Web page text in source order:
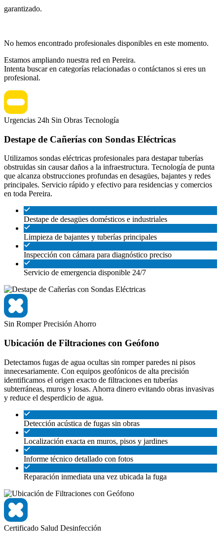
garantizado.
No hemos encontrado profesionales disponibles en este momento.
Estamos ampliando nuestra red en Pereira.
Intenta buscar en categorías relacionadas o contáctanos si eres un
profesional.
Urgencias 24h Sin Obras Tecnología
Destape de Cañerías con Sondas Eléctricas
Utilizamos sondas eléctricas profesionales para destapar tuberías
obstruidas sin causar daños a la infraestructura. Tecnología de punta
que alcanza obstrucciones profundas en desagües, bajantes y redes
principales. Servicio rápido y efectivo para residencias y comercios
en toda Pereira.
Destape de desagües domésticos e industriales
Limpieza de bajantes y tuberías principales
Inspección con cámara para diagnóstico preciso
Servicio de emergencia disponible 24/7
Sin RomperPrecisiónAhorro
Ubicación de Filtraciones con Geófono
Detectamos fugas de agua ocultas sin romper paredes ni pisos
innecesariamente. Con equipos geofónicos de alta precisión
identificamos el origen exacto de filtraciones en tuberías
subterráneas, muros y losas. Ahorra dinero evitando obras invasivas
y reduce el desperdicio de agua.
Detección acústica de fugas sin obras
Localización exacta en muros, pisos y jardines
Informe técnico detallado con fotos
Reparación inmediata una vez ubicada la fuga
Certificado Salud Desinfección